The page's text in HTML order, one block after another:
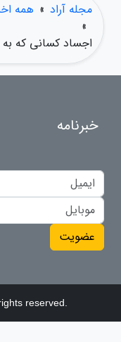
مجله آراد » همه
»
اجساد کسانی که
خبرنامه
عضویت
reserved.